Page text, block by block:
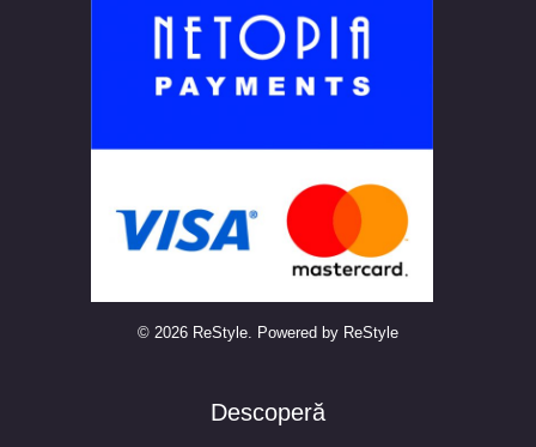
© 2026 ReStyle. Powered by ReStyle
Descoperă